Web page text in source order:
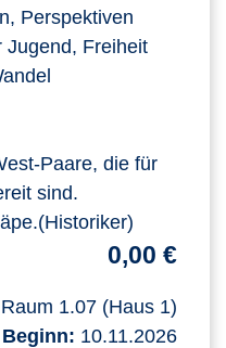
Perspektiven
Jugend, Freiheit
Paare, die für
sind.
0,00 €
1.07 (Haus 1)
Beginn: 10.11.2026